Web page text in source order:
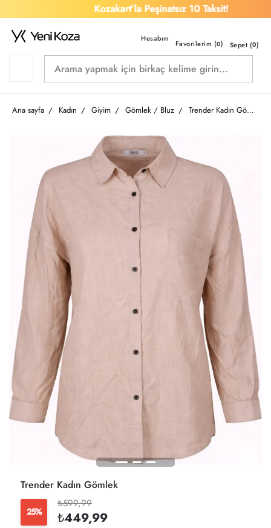
Kozakart’la Peşinatsız 10 Taksit!
Favorilerim (0) Sepet (0)
Ana sayfa Kadın Giyim Gömlek / Bluz Trender Kadın Gömlek
Trender Kadın Gömlek
25%
₺599,99
₺449,99